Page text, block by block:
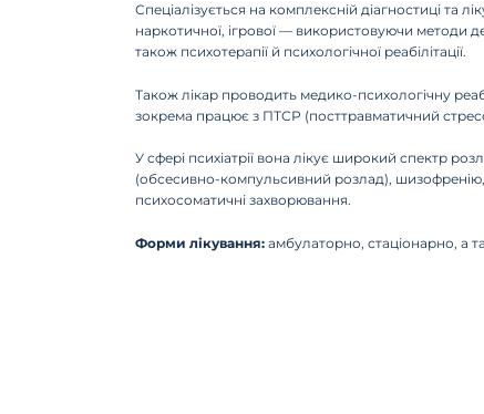
Спеціалізується на комплексній діагностиці та
наркотичної, ігрової — використовуючи методи
також психотерапії й психологічної реабілітації.
Також лікар проводить медико-психологічну
зокрема працює з ПТСР (посттравматичний
У сфері психіатрії вона лікує широкий спектр
(обсесивно-компульсивний розлад), шизофренію,
психосоматичні захворювання.
Форми лікування: амбулаторно, стаціонарно, а